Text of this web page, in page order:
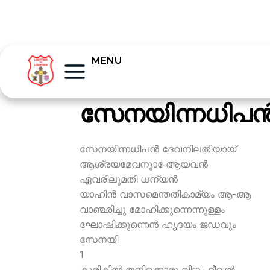
MENU
സേനയിന്നധിപന്‍ ദേവനിലതിയായ്
ആശ്രയമേവനുാ-േആയവന്‍
ഏവരിലുമതി ധന്യന്‍
യാഹിന്‍ വാസമെന്തതികാമ്യം ആ-ആ
വാഞ്ഛിച്ചു മോഹിക്കുന്നെന്നുള്ളം
ഘോഷിക്കുന്നെന്‍ ഹൃദയം ജഡവും
സേനയി
1